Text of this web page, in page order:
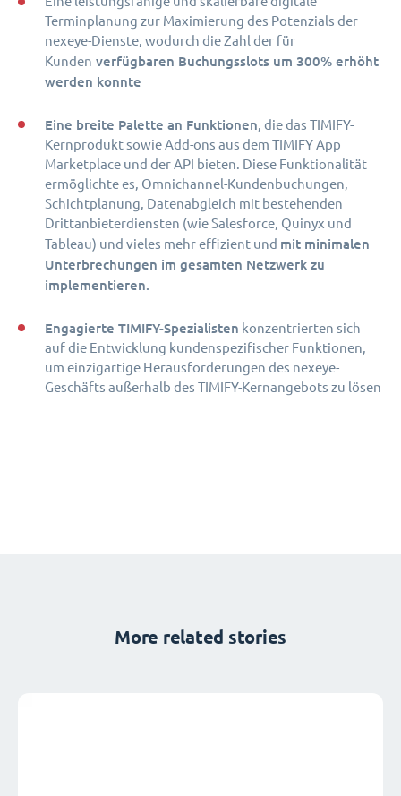
Terminplanung zur Maximierung des Potenzials der
nexeye-Dienste, wodurch die Zahl der für
Kunden verfügbaren Buchungsslots um 300% erhöht
werden konnte​​​​​​​
Eine breite Palette an Funktionen, die das TIMIFY-
Kernprodukt sowie Add-ons aus dem TIMIFY App
Marketplace und der API bieten. Diese Funktionalität
ermöglichte es, Omnichannel-Kundenbuchungen,
Schichtplanung, Datenabgleich mit bestehenden
Drittanbieterdiensten (wie Salesforce, Quinyx und
Tableau) und vieles mehr effizient und mit minimalen
Unterbrechungen im gesamten Netzwerk zu
implementieren.
Engagierte TIMIFY-Spezialisten konzentrierten sich
auf die Entwicklung kundenspezifischer Funktionen,
um einzigartige Herausforderungen des nexeye-
Geschäfts außerhalb des TIMIFY-Kernangebots zu lösen
More related stories